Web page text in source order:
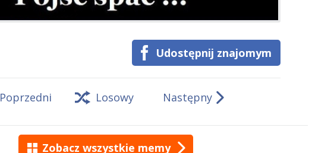
Udostępnij znajomym
Poprzedni Losowy Następny
Zobacz wszystkie memy